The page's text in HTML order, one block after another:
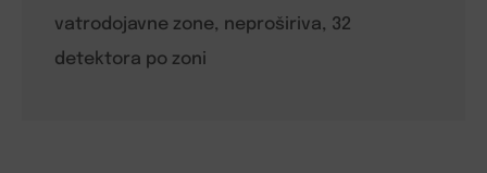
vatrodojavne zone, neproširiva, 32
detektora po zoni